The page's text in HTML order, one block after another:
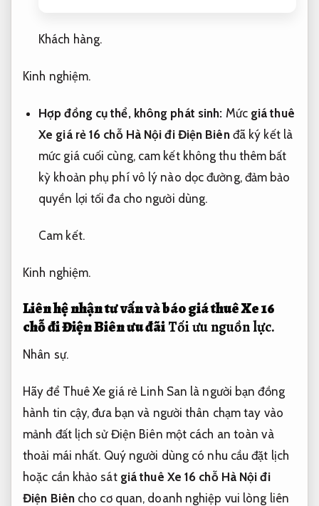
Khách hàng.
Kinh nghiệm.
Hợp đồng cụ thể, không phát sinh: Mức giá thuê
Xe giá rẻ 16 chỗ Hà Nội đi Điện Biênđã ký kết là
mức giá cuối cùng, cam kết không thu thêm bất
kỳ khoản phụ phí vô lý nào dọc đường, đảm bảo
quyền lợi tối đa cho người dùng.
Cam kết.
Kinh nghiệm.
Liên hệ nhận tư vấn và báo giá thuê Xe 16
chỗ đi Điện Biên ưu đãiTối ưu nguồn lực.
Nhân sự.
Hãy để Thuê Xe giá rẻ Linh San là người bạn đồng
hành tin cậy, đưa bạn và người thân chạm tay vào
mảnh đất lịch sử Điện Biên một cách an toàn và
thoải mái nhất. Quý người dùng có nhu cầu đặt lịch
hoặc cần khảo sát giá thuê Xe 16 chỗ Hà Nội đi
Điện Biêncho cơ quan, doanh nghiệp vui lòng liên